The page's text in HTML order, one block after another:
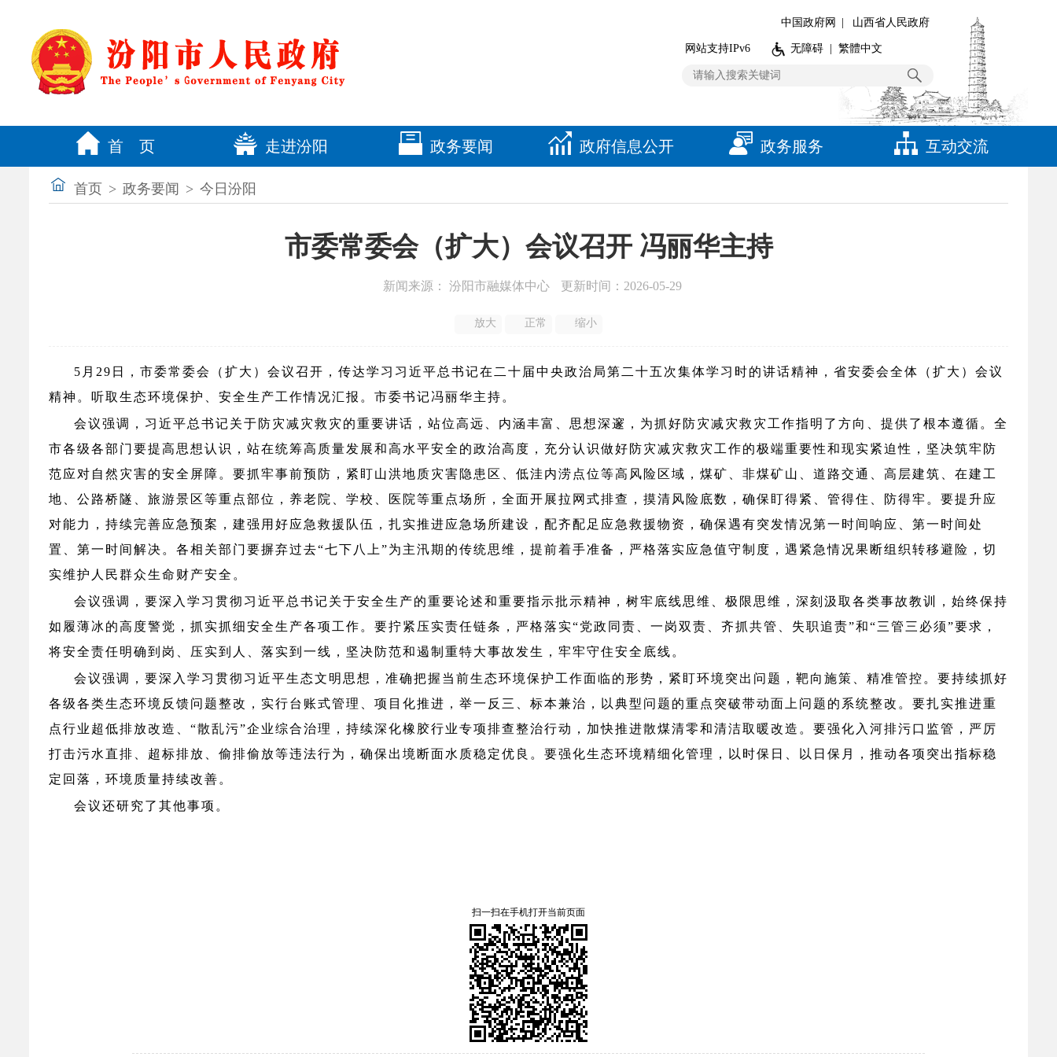
中国政府网 山西省人民政府
网站支持IPv6 无障碍 繁體中文
首 页 走进汾阳 政务要闻 政府信息公开 政务服务 互动交流
首页 > 政务要闻 > 今日汾阳
市委常委会（扩大）会议召开 冯丽华主持
新闻来源： 汾阳市融媒体中心 更新时间：2026-05-29
放大 正常 缩小
5月29日，市委常委会（扩大）会议召开，传达学习习近平总书记在二十届中央政治局第二十五次集体学习时的讲话精神，省安委会全体（扩大）会议
精神。听取生态环境保护、安全生产工作情况汇报。市委书记冯丽华主持。
会议强调，习近平总书记关于防灾减灾救灾的重要讲话，站位高远、内涵丰富、思想深邃，为抓好防灾减灾救灾工作指明了方向、提供了根本遵循。全
市各级各部门 要提高思想认识， 站在统筹高质量发展和高水平安全的政治高度，充分认识做好防灾减灾救灾工作的极端重要性和现实紧迫性，坚决筑牢防
范应对自然灾害的安全屏障。 要抓牢事前预防， 紧盯山洪地质灾害隐患区、低洼内涝点位等高风险区域，煤矿、非煤矿山、道路交通、高层建筑、在建工
地、公路桥隧、旅游景区等重点部位，养老院、学校、医院等重点场所，全面开展拉网式排查，摸清风险底数，确保盯得紧、管得住、防得牢。 要提升应
对能力， 持续完善应急预案，建强用好应急救援队伍，扎实推进应急场所建设，配齐配足应急救援物资，确保遇有突发情况第一时间响应、第一时间处
置、第一时间解决。 各相关部门要摒弃过去“七下八上”为主汛期的传统思维，提前着手准备，严格落实应急值守制度，遇紧急情况果断组织转移避险，切
实维护人民群众生命财产安全。
会议强调，要深入学习贯彻习近平总书记关于安全生产的重要论述和重要指示批示精神，树牢底线思维、极限思维，深刻汲取各类事故教训，始终保持
如履薄冰的高度警觉，抓实抓细安全生产各项工作。要拧紧压实责任链条，严格落实“党政同责、一岗双责、齐抓共管、失职追责”和“三管三必须”要求，
将安全责任明确到岗、压实到人、落实到一线，坚决防范和遏制重特大事故发生，牢牢守住安全底线。
会议强调，要深入学习贯彻习近平生态文明思想，准确把握当前生态环境保护工作面临的形势，紧盯环境突出问题，靶向施策、精准管控。要持续抓好
各级各类生态环境反馈问题整改， 实行台账式管理、项目化推进，举一反三、标本兼治，以典型问题的重点突破带动面上问题的系统整改。要扎实推进重
点行业超低排放改造、 “散乱污”企业综合治理，持续深化橡胶行业专项排查整治行动，加快推进散煤清零和清洁取暖改造。要强化入河排污口监管，严厉
打击污水直排、超标排放、偷排偷放等违法行为，确保出境断面水质稳定优良。要强化生态环境精细化管理，以时保日、以日保月，推动各项突出指标稳
定回落，环境质量持续改善。
会议还研究了其他事项。
扫一扫在手机打开当前页面